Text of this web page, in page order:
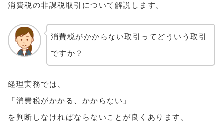
消費税の非課税取引について解説します。
消費税がかからない取引ってどういう取引
ですか？
経理実務では、
「消費税がかかる、かからない」
を判断しなければならないことが良くあります。